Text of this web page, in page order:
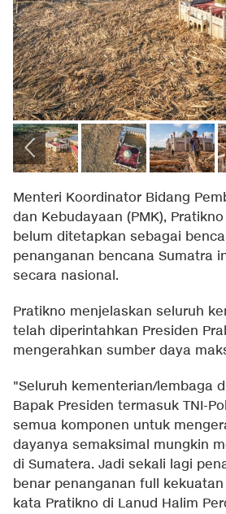
Menteri Koordinator Bidang
dan Kebudayaan (PMK),
belum ditetapkan sebagai
penanganan bencana Sumatra
secara nasional.
Pratikno menjelaskan seluruh
telah diperintahkan Presiden
mengerahkan sumber daya
"Seluruh kementerian/lembaga
Bapak Presiden termasuk TNI-
semua komponen untuk
dayanya semaksimal mungkin
di Sumatera. Jadi sekali lagi
benar penanganan full
kata Pratikno di Lanud Halim